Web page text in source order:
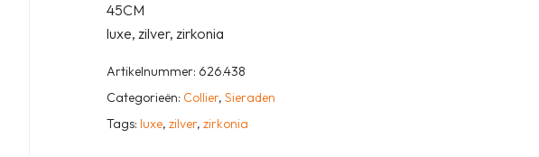
45CM
luxe, zilver, zirkonia
Artikelnummer: 626.438
Categorieën: Collier, Sieraden
Tags: luxe, zilver, zirkonia